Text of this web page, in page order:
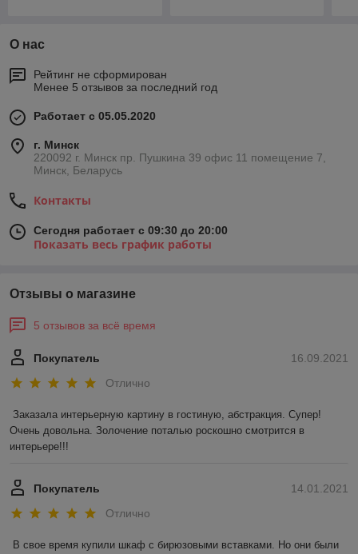
О нас
Рейтинг не сформирован
Менее 5 отзывов за последний год
Работает с 05.05.2020
г. Минск
220092 г. Минск пр. Пушкина 39 офис 11 помещение 7,
Минск, Беларусь
Контакты
Сегодня работает с 09:30 до 20:00
Показать весь график работы
Отзывы о магазине
5 отзывов за всё время
16.09.2021
Покупатель
Отлично
Заказала интерьерную картину в гостиную, абстракция. Супер!
Очень довольна. Золочение поталью роскошно смотрится в
интерьере!!!
14.01.2021
Покупатель
Отлично
В свое время купили шкаф с бирюзовыми вставками. Но они были